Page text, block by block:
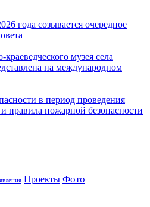
года созывается очередное
музея села
на международном
в период проведения
правила пожарной безопасности
Проекты Фото